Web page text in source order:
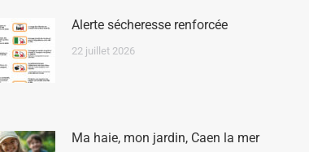
Alerte sécheresse renforcée
22 juillet 2026
Ma haie, mon jardin, Caen la mer